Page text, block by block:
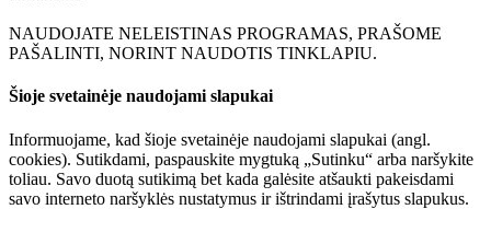
NAUDOJATE NELEISTINAS PROGRAMAS, PRAŠOME
PAŠALINTI, NORINT NAUDOTIS TINKLAPIU.
Šioje svetainėje naudojami slapukai
Informuojame, kad šioje svetainėje naudojami slapukai (angl.
cookies). Sutikdami, paspauskite mygtuką „Sutinku“ arba naršykite
toliau. Savo duotą sutikimą bet kada galėsite atšaukti pakeisdami
savo interneto naršyklės nustatymus ir ištrindami įrašytus slapukus.